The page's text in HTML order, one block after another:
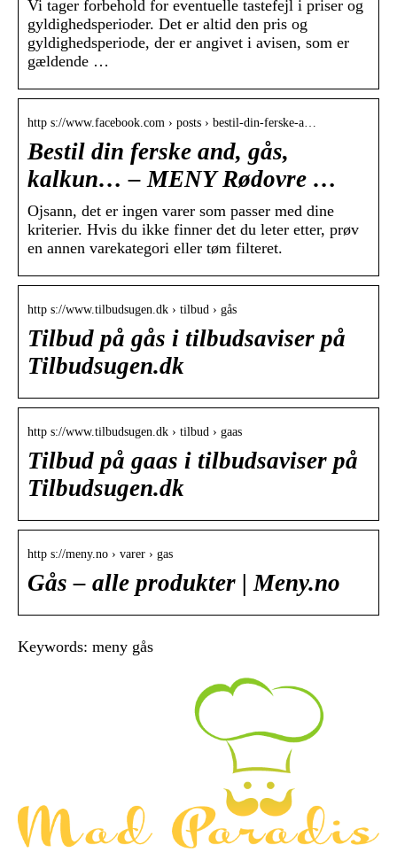
Vi tager forbehold for eventuelle tastefejl i priser og
gyldighedsperioder. Det er altid den pris og
gyldighedsperiode, der er angivet i avisen, som er
gældende …
http s://www.facebook.com › posts › bestil-din-ferske-a…
Bestil din ferske and, gås,
kalkun… – MENY Rødovre …
Ojsann, det er ingen varer som passer med dine
kriterier. Hvis du ikke finner det du leter etter, prøv
en annen varekategori eller tøm filteret.
http s://www.tilbudsugen.dk › tilbud › gås
Tilbud på gås i tilbudsaviser på
Tilbudsugen.dk
http s://www.tilbudsugen.dk › tilbud › gaas
Tilbud på gaas i tilbudsaviser på
Tilbudsugen.dk
http s://meny.no › varer › gas
Gås – alle produkter | Meny.no
Keywords: meny gås